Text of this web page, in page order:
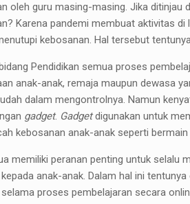
oleh guru masing-masing. Jika ditinjau
Karena pandemi membuat aktivitas
kebosanan. Hal tersebut
Pendidikan semua proses
anak-anak, remaja maupun dewasa
dalam mengontrolnya. Namun
gadget. Gadgetdigunakan untuk
kebosanan anak-anak seperti
memiliki peranan penting untuk selalu
kepada anak-anak. Dalam hal ini
selama proses pembelajaran secara